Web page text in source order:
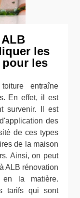
les
les
entraîne
En effet, il est
survenir. Il est
des
de ces types
de la maison
Ainsi, on peut
ALB rénovation
en la matière.
tarifs qui sont